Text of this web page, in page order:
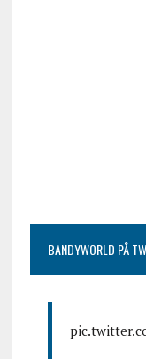
BANDYWORLD PÅ